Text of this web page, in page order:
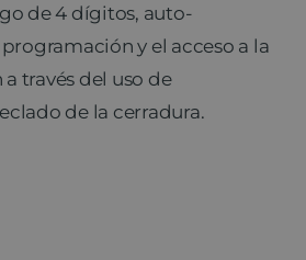
de 4 dígitos, auto-
y el acceso a la
través del uso de
de la cerradura.